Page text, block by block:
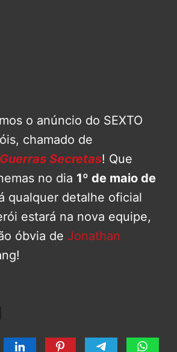
o anúncio do SEXTO
chamado de
Secretas! Que
no dia 1º de maio de
qualquer detalhe oficial
estará na nova equipe,
óbvia de Jonathan